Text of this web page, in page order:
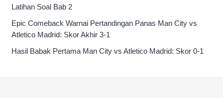
Latihan Soal Bab 2
Epic Comeback Warnai Pertandingan Panas Man City vs
Atletico Madrid: Skor Akhir 3-1
Hasil Babak Pertama Man City vs Atletico Madrid: Skor 0-1